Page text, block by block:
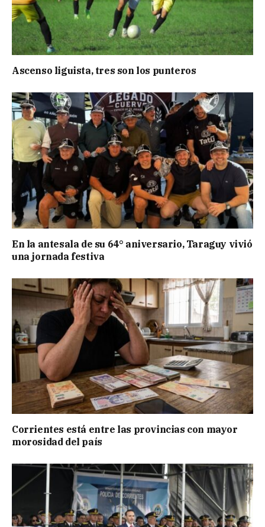
Ascenso liguista, tres son los punteros
En la antesala de su 64° aniversario, Taraguy vivió
una jornada festiva
Corrientes está entre las provincias con mayor
morosidad del país